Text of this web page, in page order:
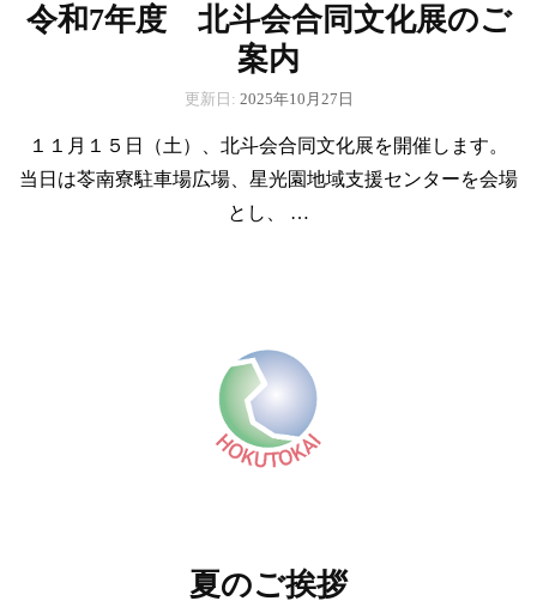
令和7年度 北斗会合同文化展のご
案内
更新日: 2025年10月27日
１１月１５日（土）、北斗会合同文化展を開催します。
当日は苓南寮駐車場広場、星光園地域支援センターを会場
とし、 …
夏のご挨拶